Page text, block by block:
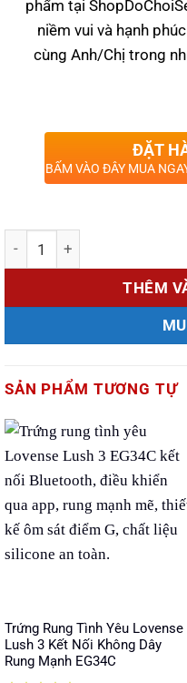
phẩm tại
niềm vui và hạnh
cùng Anh/Chị trong
ĐẶT
BẤM VÀO ĐÂY MUA
THÊM
SẢN PHẨM TƯƠNG TỰ
Trứng Rung Tình Yêu Lovense
Lush 3 Kết Nối Không Dây
Rung Mạnh EG34C